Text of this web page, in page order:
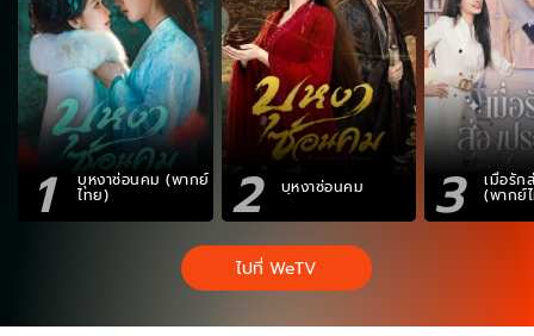
1 บุหงาซ่อนคม (พากย์
ไทย) 2 บุหงาซ่อนคม 3 เมื่อรัก
(พากย์
ไปที่ WeTV